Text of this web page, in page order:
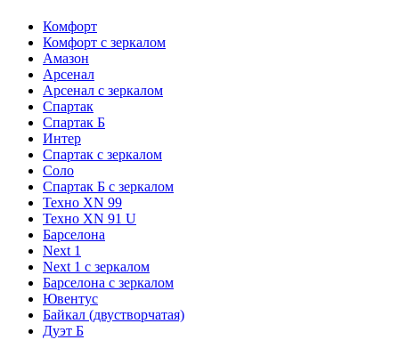
Комфорт
Комфорт с зеркалом
Амазон
Арсенал
Арсенал с зеркалом
Спартак
Спартак Б
Интер
Спартак с зеркалом
Соло
Спартак Б с зеркалом
Техно XN 99
Техно XN 91 U
Барселона
Next 1
Next 1 с зеркалом
Барселона с зеркалом
Ювентус
Байкал (двустворчатая)
Дуэт Б